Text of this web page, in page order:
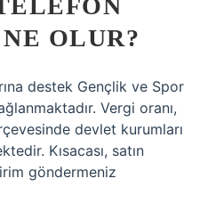
OLUR?
destek Gençlik ve Spor
Vergi oranı,
devlet kurumları
Kısacası, satın
göndermeniz